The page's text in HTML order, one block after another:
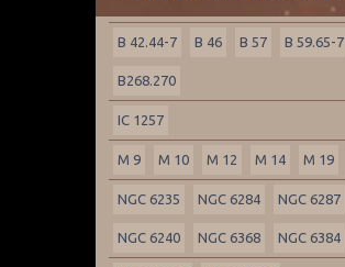
B 42.44-7 B 46 B 57 B 59.65-7
B268.270
IC 1257
M 9 M 10 M 12 M 14 M 19
NGC 6235 NGC 6284 NGC 6287
NGC 6240 NGC 6368 NGC 6384